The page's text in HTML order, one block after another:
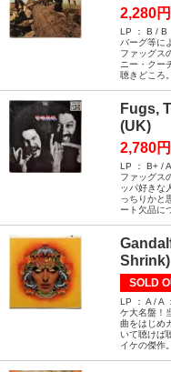
2,280
LP ： B / B
バーグ等に
ファッグス
ニー・クー
聴きどころ
Fugs,
(UK)
2,780
LP ： B+ /
ファッグス
ッパ好きな
っちりかと
ート欠品に
Shrink)
SOLD
LP ： A / A
ケ大名盤！
曲をはじめ
いて聴けば
イケの傑作